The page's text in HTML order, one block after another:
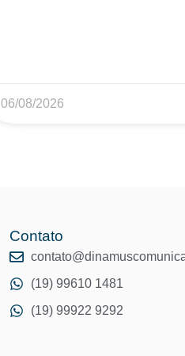
06/08/2026
Contato
(19) 99610 1481
(19) 99922 9292